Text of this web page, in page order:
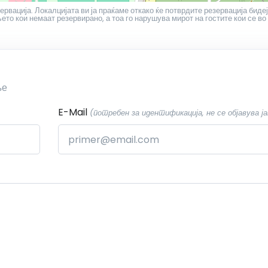
Локалцијата ви ја праќаме откако ќе потврдите резервација
кои немаат резервирано, а тоа го нарушува мирот на гостите кои се во
E-Mail (потребен за идентификација, не се објавува